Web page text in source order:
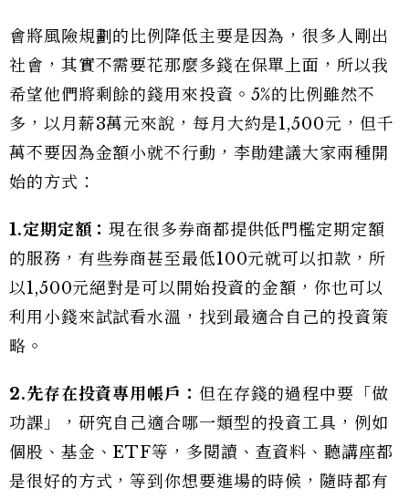
會將風險規劃的比例降低主要是因為，很多人剛出
社會，其實不需要花那麼多錢在保單上面，所以我
希望他們將剩餘的錢用來投資。5%的比例雖然不
多，以月薪3萬元來說，每月大約是1,500元，但千
萬不要因為金額小就不行動，李勛建議大家兩種開
始的方式：
1.定期定額：現在很多券商都提供低門檻定期定額
的服務，有些券商甚至最低100元就可以扣款，所
以1,500元絕對是可以開始投資的金額，你也可以
利用小錢來試試看水溫，找到最適合自己的投資策
略。
2.先存在投資專用帳戶： 但在存錢的過程中要「做
功課」，研究自己適合哪一類型的投資工具，例如
個股、基金、ETF等，多閱讀、查資料、聽講座都
是很好的方式，等到你想要進場的時候，隨時都有